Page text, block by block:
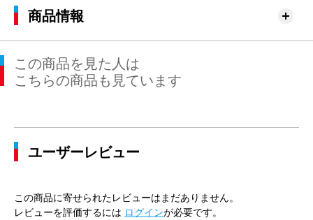
商品情報
この商品を見た人は
こちらの商品も見ています
ユーザーレビュー
この商品に寄せられたレビューはまだありません。
レビューを評価するには ログインが必要です。